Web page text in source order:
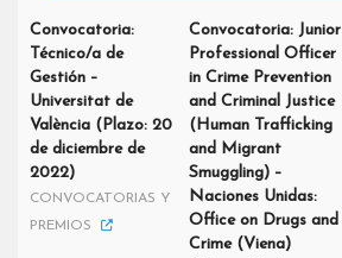
Convocatoria:
Técnico/a de
Gestión –
Universitat de
València (Plazo: 20
de diciembre de
2022)
CONVOCATORIAS Y
PREMIOS
Convocatoria: Junior
Professional Officer
in Crime Prevention
and Criminal Justice
(Human Trafficking
and Migrant
Smuggling) –
Naciones Unidas:
Office on Drugs and
Crime (Viena)